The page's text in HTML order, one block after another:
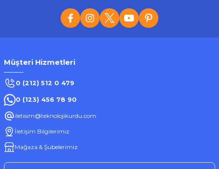
Müşteri Hizmetleri
0 (212) 512 0 479
0 (123) 456 78 90
iletisim@teknolojikurdu.com
İletişim Bilgilerimiz
Mağaza & Şubelerimiz